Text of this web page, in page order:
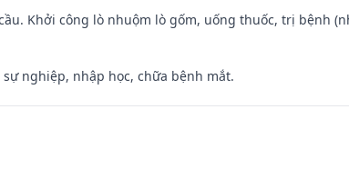
Khởi công lò nhuộm lò gốm, uống thuốc, trị bệnh
nghiệp, nhập học, chữa bệnh mắt.